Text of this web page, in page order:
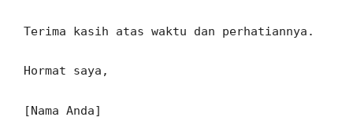
Terima kasih atas waktu dan perhatiannya.
Hormat saya,
[Nama Anda]